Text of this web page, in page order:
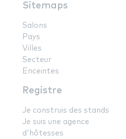
Sitemaps
Salons
Pays
Villes
Secteur
Enceintes
Registre
Je construis des stands
Je suis une agence
d'hôtesses